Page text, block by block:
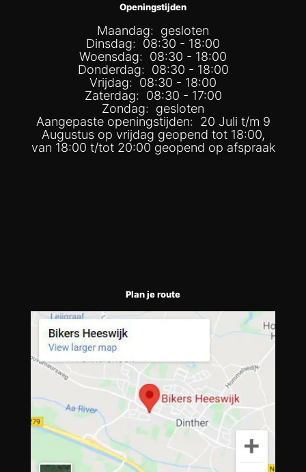
Openingstijden
Maandag: gesloten
Dinsdag: 08:30 - 18:00
Woensdag: 08:30 - 18:00
Donderdag: 08:30 - 18:00
Vrijdag: 08:30 - 18:00
Zaterdag: 08:30 - 17:00
Zondag: gesloten
Aangepaste openingstijden: 20 Juli t/m 9
Augustus op vrijdag geopend tot 18:00,
van 18:00 t/tot 20:00 geopend op afspraak
Plan je route